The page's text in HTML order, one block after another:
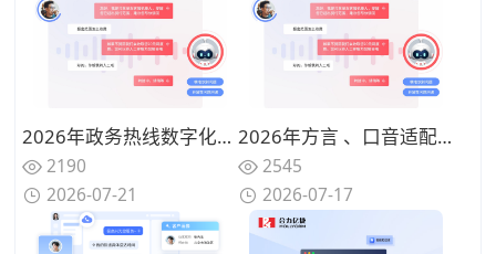
2026年政务热线数字化改造，适配民生咨询AI客服机器人推荐
2190
2026-07-21
2026年方言 、口音适配强的AI客服机器人推荐，覆盖粤语/川渝/吴语区的多ASR引擎融合方案
2545
2026-07-17